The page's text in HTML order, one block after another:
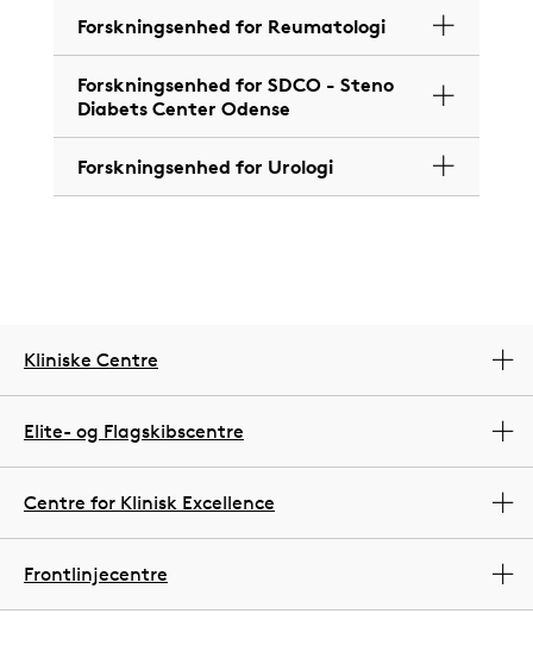
Forskningsenhed for Reumatologi
Forskningsenhed for SDCO - Steno
Diabets Center Odense
Forskningsenhed for Urologi
Kliniske Centre
Elite- og Flagskibscentre
Centre for Klinisk Excellence
Frontlinjecentre